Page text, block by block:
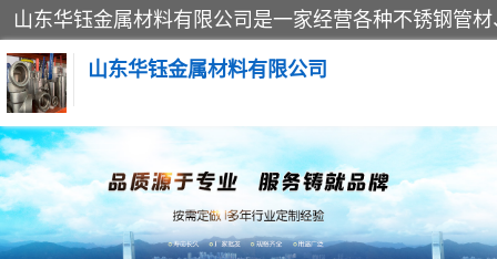
山东华钰金属材料有限公司
不锈钢管
管件标准件